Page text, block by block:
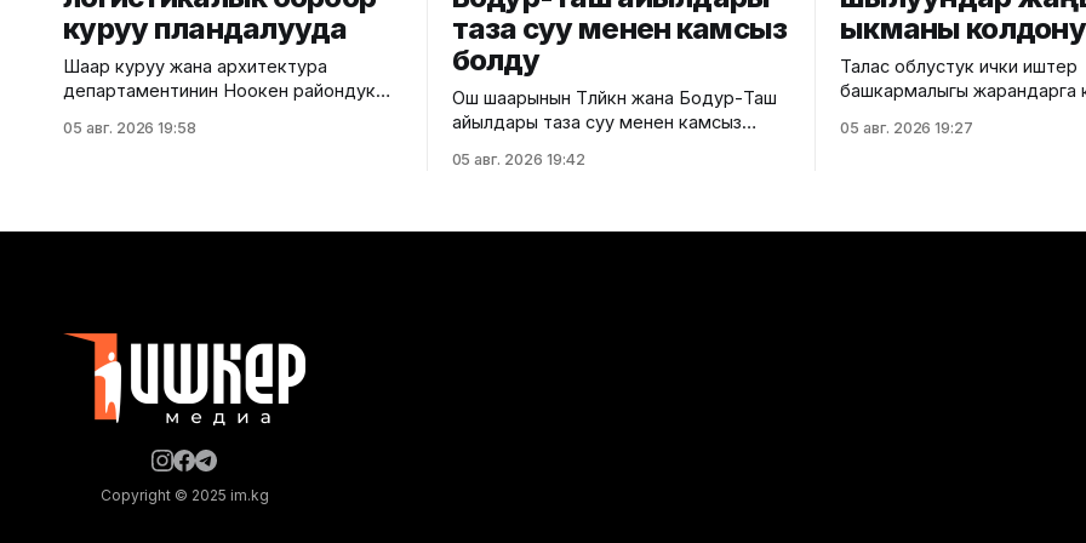
куруу пландалууда
Шаар куруу жана архитектура
департаментинин Ноокен райондук
башкармалыгы Жалал-Абад облусунун
транспорттук-логистикалык
чарба продукцияларын сактоо, кайра
иштетүү жана ташуу үчүн заманбап
05 авг. 2026 19:58
таза суу менен камсыз
болду
Ош шаарынын Төлөйкөн жана Бодур-Таш
айылдары таза суу менен камсыз
таза суу системасы болгон эмес. Ош
05 авг. 2026 19:42
ыкманы
Талас облустук ички иштер
башкармалыгы жарандарга
тууралуу эскертти. Маалыматка
көйгөй жаралганын айтып
05 авг. 2026 19:27
Copyright © 2025 im.kg